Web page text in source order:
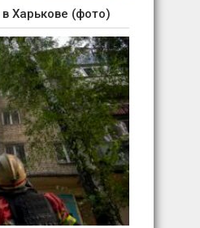
Харькове (фото)